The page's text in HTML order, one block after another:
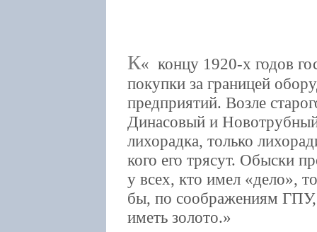
К
концу 1920-х годов
покупки за границей
предприятий. Возле
Динасовый и Новотрубный
лихорадка, только
кого его трясут. Обыски
у всех, кто имел «дело»,
бы, по соображениям ГПУ,
иметь золото.